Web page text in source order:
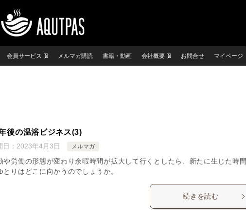
会員サービス メルマガ購読 書籍・動画 会社概要 お問合せ マイページ
後の温浴ビジネス(3)
日： 2023年4月3日 メルマガ
や労働の形態が変わり余暇時間が拡大して行くとしたら、新たに生じた時間
とりはどこに向かうのでしょうか。
続きを読む